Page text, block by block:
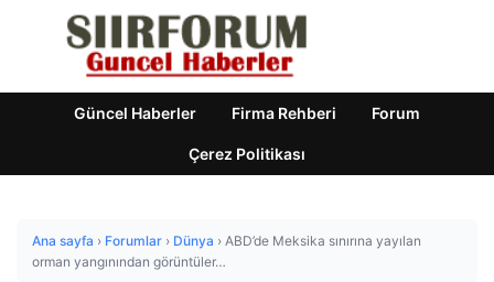
Güncel Haberler Firma Rehberi Forum
Çerez Politikası
Ana sayfa › Forumlar › Dünya › ABD’de Meksika sınırına yayılan
orman yangınından görüntüler…